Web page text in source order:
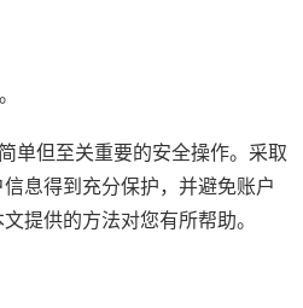
单但至关重要的安全操作。采取
息得到充分保护，并避免账户
提供的方法对您有所帮助。